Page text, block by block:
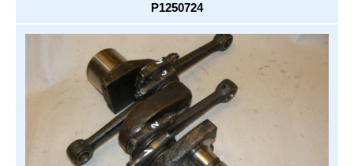
P1250724